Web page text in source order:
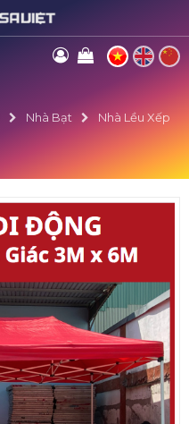
Nhà Bạt
Nhà Lều Xếp